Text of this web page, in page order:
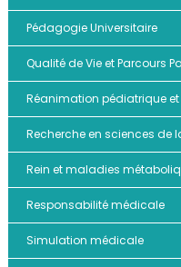
Pédagogie Universitaire
Qualité de Vie et Parcours
Réanimation pédiatrique
Recherche en sciences de
Rein et maladies
Responsabilité médicale
Simulation médicale